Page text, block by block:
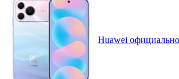
Huawei